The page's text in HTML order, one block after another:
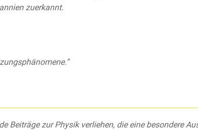
zuerkannt.
Beiträge zur Physik verliehen, die eine besondere